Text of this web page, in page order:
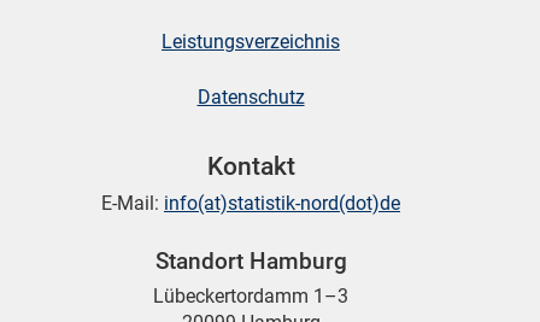
Leistungsverzeichnis
Datenschutz
Kontakt
E-Mail: info(at)statistik-nord(dot)de
Standort Hamburg
Lübeckertordamm 1–3